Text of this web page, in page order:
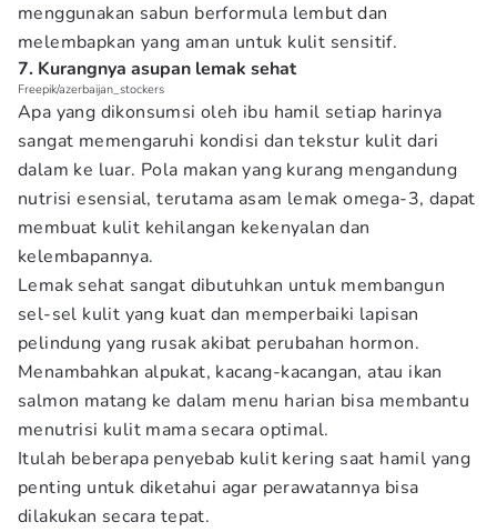
menggunakan sabun berformula lembut dan
melembapkan yang aman untuk kulit sensitif.
7. Kurangnya asupan lemak sehat
Freepik/azerbaijan_stockers
Apa yang dikonsumsi oleh ibu hamil setiap harinya
sangat memengaruhi kondisi dan tekstur kulit dari
dalam ke luar. Pola makan yang kurang mengandung
nutrisi esensial, terutama asam lemak omega-3, dapat
membuat kulit kehilangan kekenyalan dan
kelembapannya.
Lemak sehat sangat dibutuhkan untuk membangun
sel-sel kulit yang kuat dan memperbaiki lapisan
pelindung yang rusak akibat perubahan hormon.
Menambahkan alpukat, kacang-kacangan, atau ikan
salmon matang ke dalam menu harian bisa membantu
menutrisi kulit mama secara optimal.
Itulah beberapa penyebab kulit kering saat hamil yang
penting untuk diketahui agar perawatannya bisa
dilakukan secara tepat.